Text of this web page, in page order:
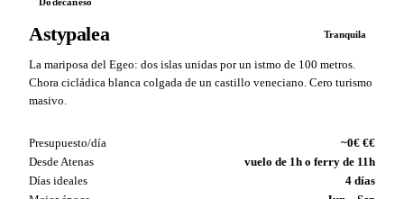
Astypalea Tranquila
La mariposa del Egeo: dos islas unidas por un istmo de 100 metros.
Chora cicládica blanca colgada de un castillo veneciano. Cero turismo
masivo.
Presupuesto/día
~0€ €€
Desde Atenas
vuelo de 1h o ferry de 11h
Días ideales
4 días